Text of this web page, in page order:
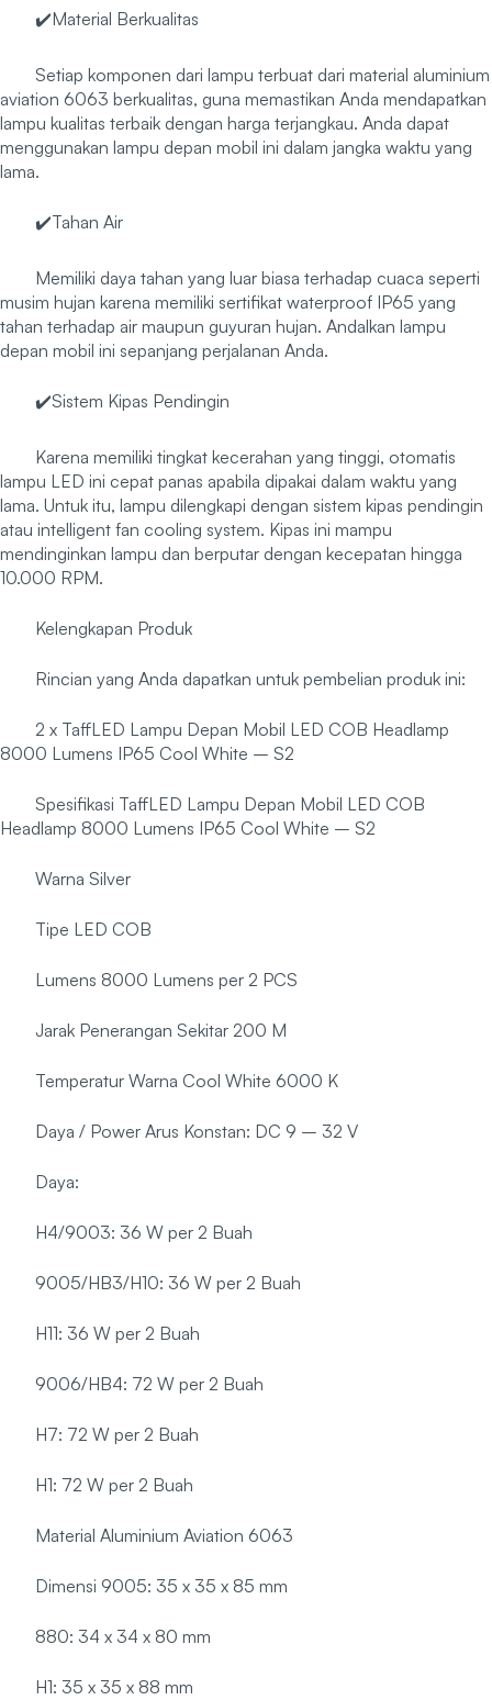
✔️Material Berkualitas
Setiap komponen dari lampu terbuat dari material aluminium
aviation 6063 berkualitas, guna memastikan Anda mendapatkan
lampu kualitas terbaik dengan harga terjangkau. Anda dapat
menggunakan lampu depan mobil ini dalam jangka waktu yang
lama.
✔️Tahan Air
Memiliki daya tahan yang luar biasa terhadap cuaca seperti
musim hujan karena memiliki sertifikat waterproof IP65 yang
tahan terhadap air maupun guyuran hujan. Andalkan lampu
depan mobil ini sepanjang perjalanan Anda.
✔️Sistem Kipas Pendingin
Karena memiliki tingkat kecerahan yang tinggi, otomatis
lampu LED ini cepat panas apabila dipakai dalam waktu yang
lama. Untuk itu, lampu dilengkapi dengan sistem kipas pendingin
atau intelligent fan cooling system. Kipas ini mampu
mendinginkan lampu dan berputar dengan kecepatan hingga
10.000 RPM.
Kelengkapan Produk
Rincian yang Anda dapatkan untuk pembelian produk ini:
2 x TaffLED Lampu Depan Mobil LED COB Headlamp
8000 Lumens IP65 Cool White – S2
Spesifikasi TaffLED Lampu Depan Mobil LED COB
Headlamp 8000 Lumens IP65 Cool White – S2
Warna Silver
Tipe LED COB
Lumens 8000 Lumens per 2 PCS
Jarak Penerangan Sekitar 200 M
Temperatur Warna Cool White 6000 K
Daya / Power Arus Konstan: DC 9 – 32 V
Daya:
H4/9003: 36 W per 2 Buah
9005/HB3/H10: 36 W per 2 Buah
H11: 36 W per 2 Buah
9006/HB4: 72 W per 2 Buah
H7: 72 W per 2 Buah
H1: 72 W per 2 Buah
Material Aluminium Aviation 6063
Dimensi 9005: 35 x 35 x 85 mm
880: 34 x 34 x 80 mm
H1: 35 x 35 x 88 mm